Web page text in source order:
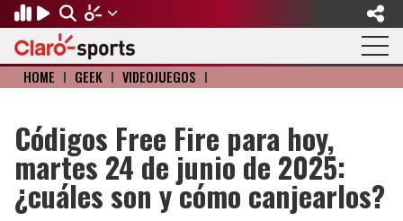
Regresar
FÚTBOL
Fútbol Internacional
Mundial de Clubes
Regresar
MOTOR
Formula 1
NASCAR
Regresar
BÉISBOL
Mexicano
MLB
Regresar
OLÍMPICOS
Olympic Channel
Paris 2024
Regresar
OTROS DEPORTES
Básquetbol
Fútbol Americano
Regresar
ACTUALIDAD
Música
Cine y TV
HOME I GEEK I VIDEOJUEGOS I
Códigos Free Fire para hoy,
martes 24 de junio de 2025:
¿cuáles son y cómo canjearlos?